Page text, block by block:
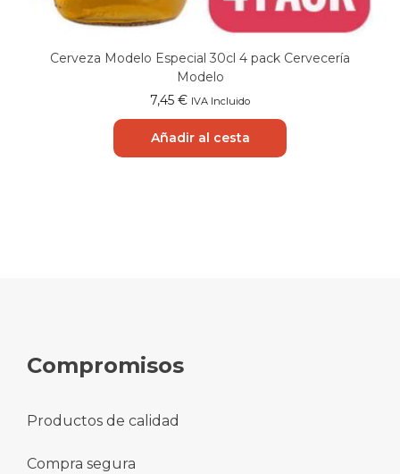
Cerveza Modelo Especial 30cl 4 pack Cervecería
Modelo
7,45 € IVA Incluido
Añadir al cesta
Compromisos
Productos de calidad
Compra segura